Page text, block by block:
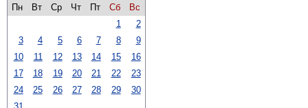
Пн Вт Ср Чт Пт Сб
Вс
1
2
3
4 5 6 7 8
9
10
11 12 13 14 15
16
17
18 19 20 21 22
23
24
25 26 27 28 29
30